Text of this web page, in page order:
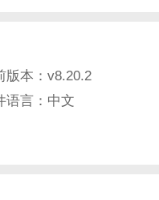
；适合你的才是好工
，透明清晰
，购物有理
版本：v8.20.2
语言：中文